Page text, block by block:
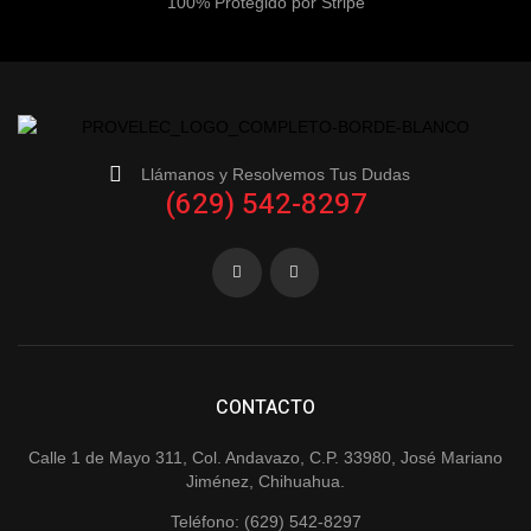
Llámanos y Resolvemos Tus Dudas
(629) 542-8297
CONTACTO
Calle 1 de Mayo 311, Col. Andavazo, C.P. 33980, José Mariano
Jiménez, Chihuahua.
Teléfono: (629) 542-8297